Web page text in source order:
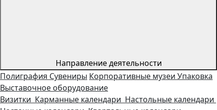
Направление деятельности
Полиграфия Сувениры Корпоративные музеи Упаковка
Выставочное оборудование
Визитки Карманные календари Настольные календари